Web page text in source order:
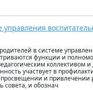
управления
в системе
функции и
коллективом
участвует в
и
и обознач